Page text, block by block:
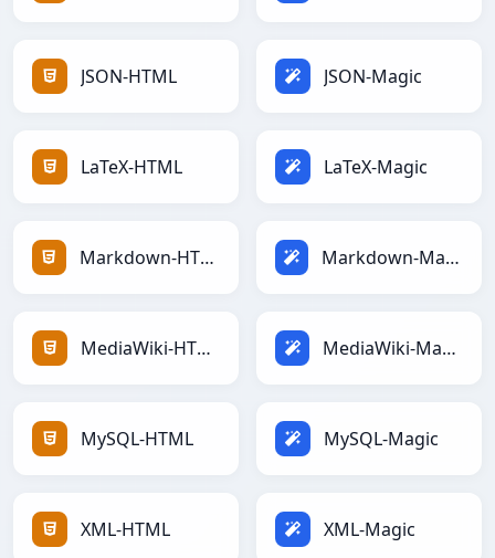
JSON-HTML JSON-Magic
LaTeX-HTML LaTeX-Magic
Markdown-HTML Markdown-Magic
MediaWiki-HTML MediaWiki-Magic
MySQL-HTML MySQL-Magic
XML-HTML XML-Magic